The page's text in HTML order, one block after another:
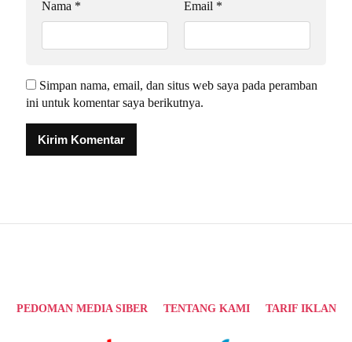
Nama * Email *
Simpan nama, email, dan situs web saya pada peramban
ini untuk komentar saya berikutnya.
PEDOMAN MEDIA SIBER TENTANG KAMI TARIF IKLAN